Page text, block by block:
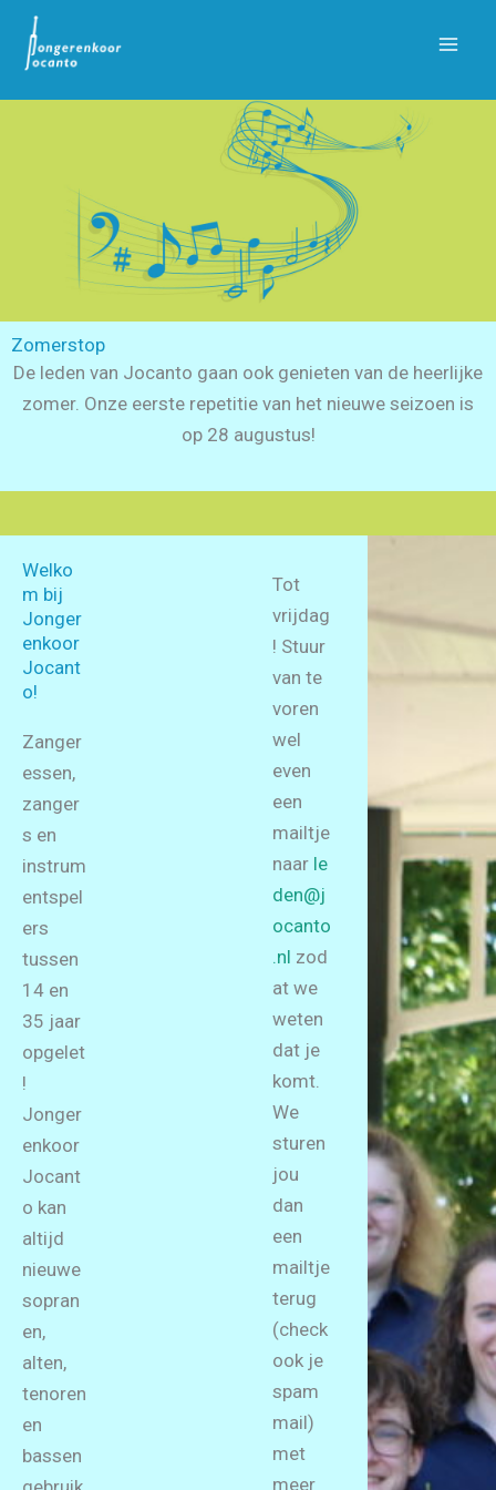
naar
inhoud
Zomerstop
De leden van Jocanto gaan ook genieten van de heerlijke
zomer. Onze eerste repetitie van het nieuwe seizoen is
op 28 augustus!
Welko
m bij
Jonger
enkoor
Jocant
o!
Zanger
essen,
zanger
s en
instrum
entspel
ers
tussen
14 en
35 jaar
opgelet
!
Jonger
enkoor
Jocant
o kan
altijd
nieuwe
sopran
en,
alten,
tenoren
en
bassen
Tot
vrijdag
! Stuur
van te
voren
wel
even
een
mailtje
naar le
den@j
ocanto
.nl zod
at we
weten
dat je
komt.
We
sturen
jou
dan
een
mailtje
terug
(check
ook je
spam
mail)
met
meer